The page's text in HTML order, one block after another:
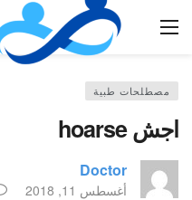
مصطلحات طبية
اجش hoarse
Doctor
أغسطس 11, 2018